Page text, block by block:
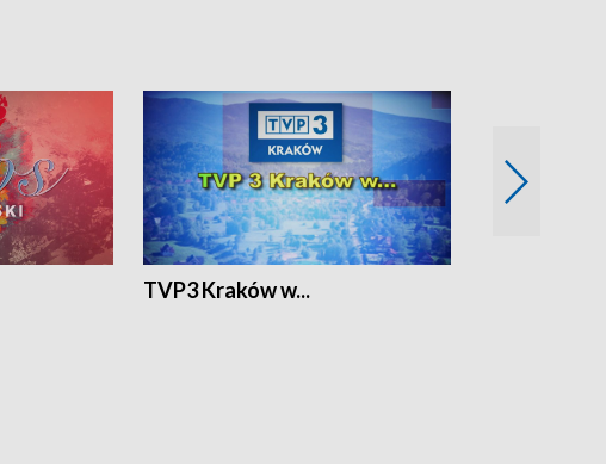
TVP3 Kraków w...